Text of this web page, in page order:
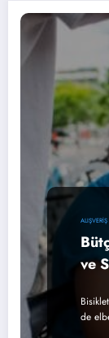
ALIŞVERIŞ
ve
de